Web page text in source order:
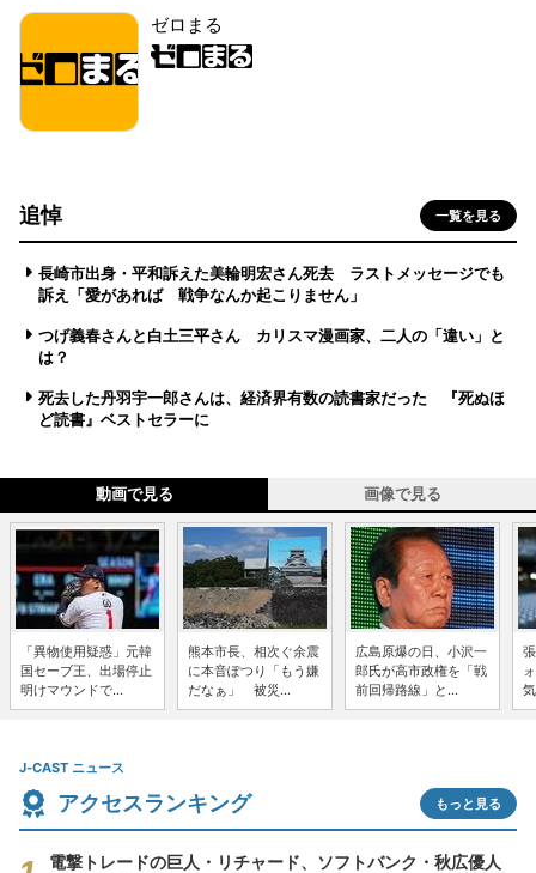
ゼロまる
追悼 一覧を見る
長崎市出身・平和訴えた美輪明宏さん死去 ラストメッセージでも
訴え「愛があれば 戦争なんか起こりません」
つげ義春さんと白土三平さん カリスマ漫画家、二人の「違い」と
は？
死去した丹羽宇一郎さんは、経済界有数の読書家だった 『死ぬほ
ど読書』ベストセラーに
動画で見る 画像で見る
「異物使用疑惑」元韓
国セーブ王、出場停止
明けマウンドで...
熊本市長、相次ぐ余震
に本音ぽつり「もう嫌
だなぁ」 被災...
広島原爆の日、小沢一
郎氏が高市政権を「戦
前回帰路線」と...
J-CAST ニュース
アクセスランキング もっと見る
電撃トレードの巨人・リチャード、ソフトバンク・秋広優人